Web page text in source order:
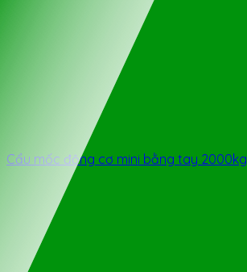
Cẩu mốc động cơ mini bằng tay 2000kg